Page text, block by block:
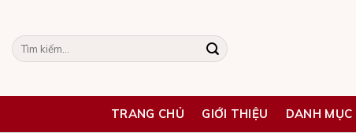
content
Tìm
kiếm:
TRANG CHỦ GIỚI THIỆU DANH